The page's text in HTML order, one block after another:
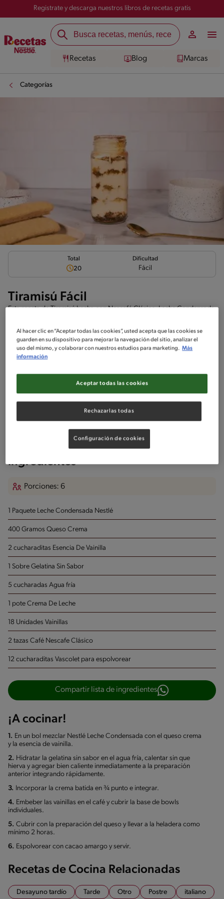
Registrate y descarga nuestros libros de recetas gratis
Recetas Blog Marcas
Categorías
Total
20
Dificultad
Fácil
Tiramisú Fácil
Esta receta de Tiramisú hecha con Nescafé Clásico, Leche Condensada
No incluido en la receta
Ingredientes
Porciones: 6
1 Paquete Leche Condensada Nestlé
400 Gramos Queso Crema
2 cucharaditas Esencia De Vainilla
1 Sobre Gelatina Sin Sabor
5 cucharadas Agua fría
1 pote Crema De Leche
18 Unidades Vainillas
2 tazas Café Nescafe Clásico
12 cucharaditas Vascolet para espolvorear
Compartir lista de ingredientes
¡A cocinar!
1. En un bol mezclar Nestlé Leche Condensada con el queso crema
y la esencia de vainilla.
2. Hidratar la gelatina sin sabor en el agua fría, calentar sin que
hierva y agregar bien caliente inmediatamente a la preparación
anterior integrando rápidamente.
3. Incorporar la crema batida en ¾ punto e integrar.
4. Embeber las vainillas en el café y cubrir la base de bowls
individuales.
5. Cubrir con la preparación del queso y llevar a la heladera como
mínimo 2 horas.
6. Espolvorear con cacao amargo y servir.
Recetas de Cocina Relacionadas
Desayuno tardío Tarde Otro Postre italiano
Al hacer clic en “Aceptar todas las cookies”, usted acepta que las cookies se
guarden en su dispositivo para mejorar la navegación del sitio, analizar el
uso del mismo, y colaborar con nuestros estudios para marketing. Más
información
Rechazarlas todas
Aceptar todas las cookies
Configuración de cookies